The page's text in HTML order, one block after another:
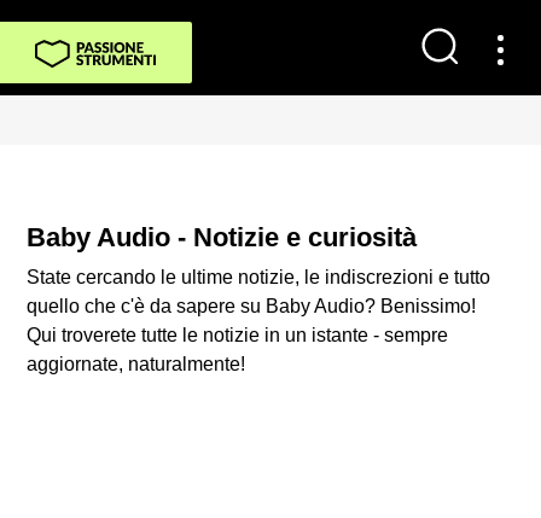
Baby Audio - Notizie e curiosità
State cercando le ultime notizie, le indiscrezioni e tutto
quello che c'è da sapere su Baby Audio? Benissimo!
Qui troverete tutte le notizie in un istante - sempre
aggiornate, naturalmente!